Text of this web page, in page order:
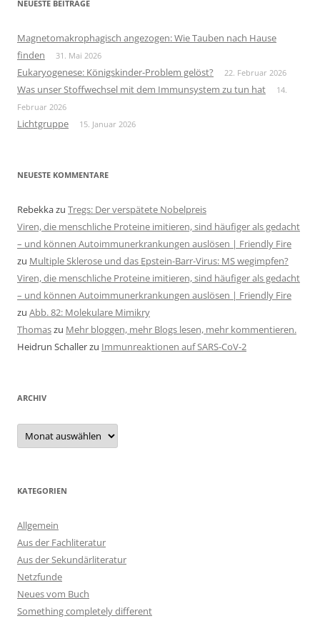
NEUESTE BEITRÄGE
Magnetomakrophagisch angezogen: Wie Tauben nach Hause
finden
31. Mai 2026
Eukaryogenese: Königskinder-Problem gelöst? 22. Februar 2026
Was unser Stoffwechsel mit dem Immunsystem zu tun hat
14.
Februar 2026
Lichtgruppe 15. Januar 2026
NEUESTE KOMMENTARE
Rebekkazu Tregs: Der verspätete Nobelpreis
Viren, die menschliche Proteine imitieren, sind häufiger als gedacht
– und können Autoimmunerkrankungen auslösen | Friendly Fire
zu Multiple Sklerose und das Epstein-Barr-Virus: MS wegimpfen?
Viren, die menschliche Proteine imitieren, sind häufiger als gedacht
– und können Autoimmunerkrankungen auslösen | Friendly Fire
zu Abb. 82: Molekulare Mimikry
Thomaszu Mehr bloggen, mehr Blogs lesen, mehr kommentieren.
Heidrun Schallerzu Immunreaktionen auf SARS-CoV-2
ARCHIV
Archiv
KATEGORIEN
Allgemein
Aus der Fachliteratur
Aus der Sekundärliteratur
Netzfunde
Neues vom Buch
Something completely different